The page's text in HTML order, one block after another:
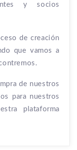
y socios
de creación
que vamos a
de nuestros
para nuestros
plataforma